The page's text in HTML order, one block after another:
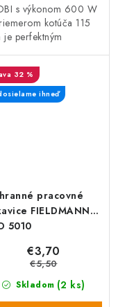
s výkonom 600 W
kotúča 115
je perfektným
kutilov a
pracovné
FIELDMANN
5010
32 %
ihneď
Skladom (2 ks)
€3,70
€5,50